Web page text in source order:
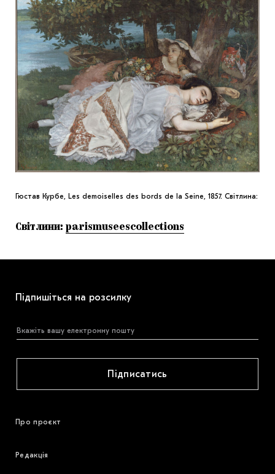
Гюстав Курбе, Les demoiselles des bords de la Seine, 1857. Світлина:
Світлини: parismuseescollections
Підпишіться на розсилку
Підписатись
Про проєкт
Редакція